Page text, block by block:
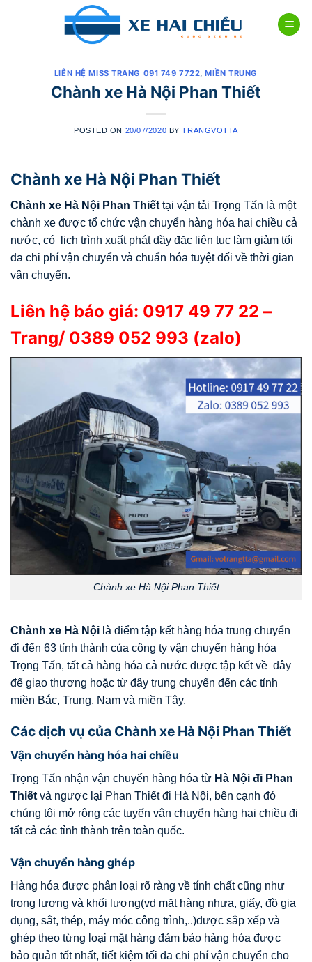
LIÊN HỆ MISS TRANG 091 749 7722,MIỀN TRUNG
Chành xe Hà Nội Phan Thiết
POSTED ON 20/07/2020 BYTRANGVOTTA
Chành xe Hà Nội Phan Thiết
Chành xe Hà Nội Phan Thiết tại vận tải Trọng Tấn là một
chành xe được tổ chức vận chuyển hàng hóa hai chiều cả
nước, có lịch trình xuất phát dầy đặc liên tục làm giảm tối
đa chi phí vận chuyển và chuẩn hóa tuyệt đối về thời gian
vận chuyển.
Liên hệ báo giá: 0917 49 77 22 –
Trang/ 0389 052 993 (zalo)
Chành xe Hà Nội Phan Thiết
Chành xe Hà Nội là điểm tập kết hàng hóa trung chuyển
đi đến 63 tỉnh thành của công ty vận chuyển hàng hóa
Trọng Tấn, tất cả hàng hóa cả nước được tập kết về đây
để giao thương hoặc từ đây trung chuyển đến các tỉnh
miền Bắc, Trung, Nam và miền Tây.
Các dịch vụ của Chành xe Hà Nội Phan Thiết
Vận chuyển hàng hóa hai chiều
Trọng Tấn nhận vận chuyển hàng hóa từ Hà Nội đi Phan
Thiết và ngược lại Phan Thiết đi Hà Nội, bên cạnh đó
chúng tôi mở rộng các tuyến vận chuyển hàng hai chiều đi
tất cả các tỉnh thành trên toàn quốc.
Vận chuyển hàng ghép
Hàng hóa được phân loại rõ ràng về tính chất cũng như
trọng lượng và khối lượng(vd mặt hàng nhựa, giấy, đồ gia
dụng, sắt, thép, máy móc công trình,..)được sắp xếp và
ghép theo từng loại mặt hàng đảm bảo hàng hóa được
bảo quản tốt nhất, tiết kiệm tối đa chi phí vận chuyển cho